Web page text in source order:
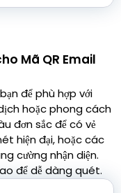
Mã QR Email
để phù hợp với
hoặc phong cách
đơn sắc để có vẻ
hiện đại, hoặc các
cường nhận diện.
để dễ dàng quét.